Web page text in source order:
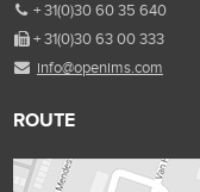
+ 31(0)30 60 35 640
+ 31(0)30 63 00 333
info@openims.com
ROUTE